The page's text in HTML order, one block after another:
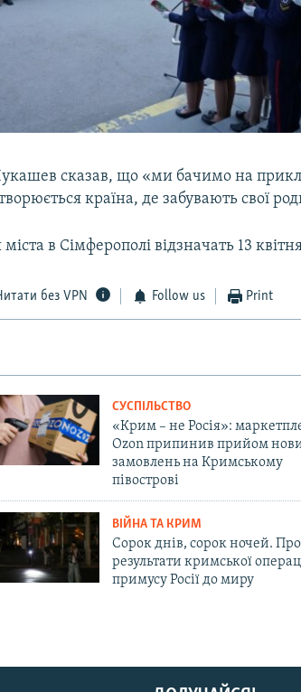
сказав, що «ми бачимо на
країна, де забувають свої
в Сімферополі відзначать 13
без VPN Follow us Print
СУСПІЛЬСТВО
«Крим – не Росія»:
Ozon припинив прийом
замовлень на Кримському
півострові
ВІЙНА ТА КРИМ
Сорок днів, сорок ночей. Про
результати кримської
примусу Росії до миру